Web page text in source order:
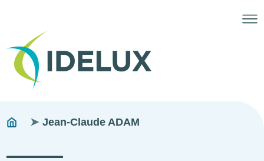
Fils
You
Jean-Claude ADAM